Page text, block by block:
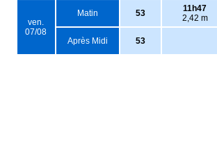
ven.
07/08
Matin 53
11h47
2,42 m
Après Midi 53